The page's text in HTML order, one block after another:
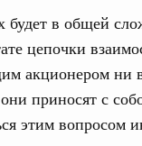
в общей
цепочки
акционером ни
приносят с
этим вопросом
среда
России
занятости